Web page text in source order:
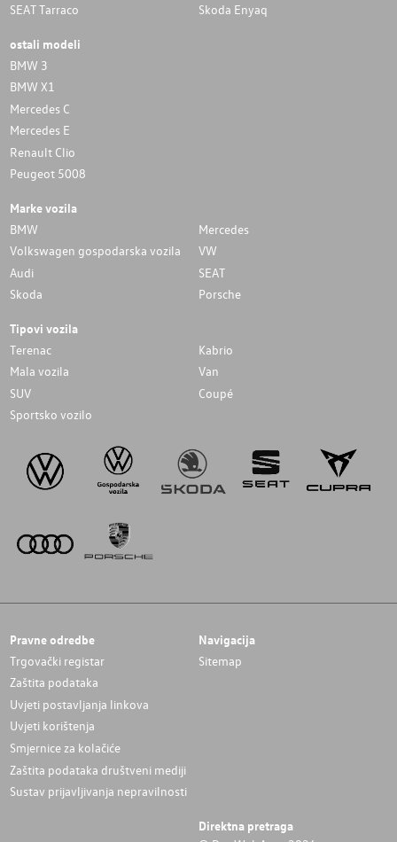
SEAT Tarraco
Skoda Enyaq
ostali modeli
BMW 3
BMW X1
Mercedes C
Mercedes E
Renault Clio
Peugeot 5008
Marke vozila
BMW
Mercedes
Volkswagen gospodarska vozila
VW
Audi
SEAT
Skoda
Porsche
Tipovi vozila
Terenac
Kabrio
Mala vozila
Van
SUV
Coupé
Sportsko vozilo
Pravne odredbe
Trgovački registar
Zaštita podataka
Uvjeti postavljanja linkova
Uvjeti korištenja
Smjernice za kolačiće
Zaštita podataka društveni mediji
Sustav prijavljivanja nepravilnosti
Navigacija
Sitemap
Direktna pretraga